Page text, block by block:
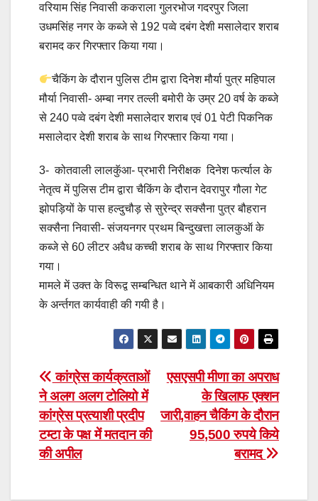
वरियाम सिंह निवासी ककराला गुलरभोज गदरपुर जिला
उधमसिंह नगर के कब्जे से 192 पव्वे दबंग देशी मसालेदार शराब
बरामद कर गिरफ्तार किया गया।
चैकिंग के दौरान पुलिस टीम द्वारा दिनेश मौर्या पुत्र महिपाल
मौर्या निवासी- अम्बा नगर तल्ली बमोरी के उम्र 20 वर्ष के कब्जे
से 240 पव्वे दबंग देशी मसालेदार शराब एवं 01 पेटी पिकनिक
मसालेदार देशी शराब के साथ गिरफ्तार किया गया।
3- कोतवाली लालकुॅआ- प्रभारी निरीक्षक दिनेश फर्त्याल के
नेतृत्व में पुलिस टीम द्वारा चैकिंग के दौरान देवरापुर गौला गेट
झोपड़ियों के पास हल्दुचौड़ से सुरेन्द्र सक्सैना पुत्र बौहरान
सक्सैना निवासी- संजयनगर प्रथम बिन्दुखत्ता लालकुऑ के
कब्जे से 60 लीटर अवैध कच्ची शराब के साथ गिरफ्तार किया
गया।
मामले में उक्त के विरूद्व सम्बन्धित थाने में आबकारी अधिनियम
के अर्न्तगत कार्यवाही की गयी है।
Post
navigation
एसएसपी मीणा का अपराध
के खिलाफ एक्शन
जारी,वाहन चैकिंग के दौरान
95,500 रुपये किये
बरामद
कांग्रेस कार्यक्रताओं
ने अलग अलग टोलियो में
कांग्रेस प्रत्याशी प्रदीप
टम्टा के पक्ष में मतदान की
की अपील